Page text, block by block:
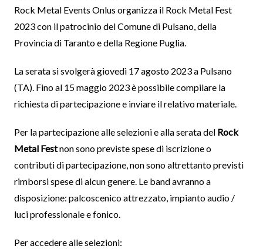
Rock Metal Events Onlus organizza il Rock Metal Fest
2023 con il patrocinio del Comune di Pulsano, della
Provincia di Taranto e della Regione Puglia.
La serata si svolgerà giovedì 17 agosto 2023 a Pulsano
(TA). Fino al 15 maggio 2023 è possibile compilare la
richiesta di partecipazione e inviare il relativo materiale.
Per la partecipazione alle selezioni e alla serata del Rock
Metal Festnon sono previste spese di iscrizione o
contributi di partecipazione, non sono altrettanto previsti
rimborsi spese di alcun genere. Le band avranno a
disposizione: palcoscenico attrezzato, impianto audio /
luci professionale e fonico.
Per accedere alle selezioni: